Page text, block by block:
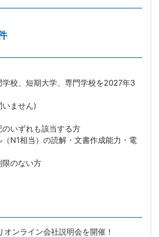
学校、短期大学、専門学校を2027年3
いません)
のいずれも該当する方
（N1相当）の読解・文書作成能力・電
限のない方
ンライン会社説明会を開催！